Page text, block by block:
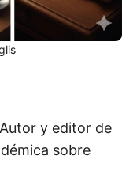
y editor de
sobre